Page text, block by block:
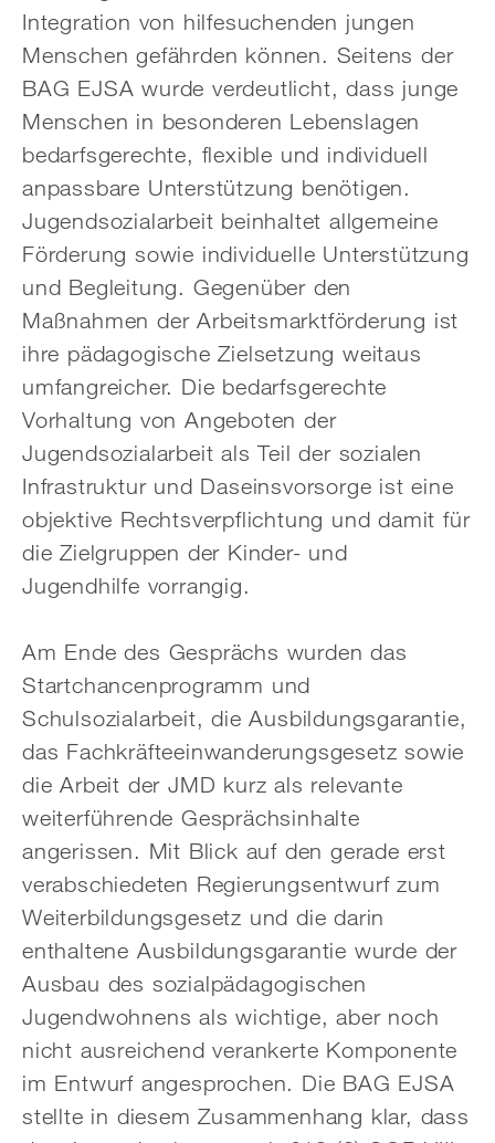
Integration von hilfesuchenden jungen
Menschen gefährden können. Seitens der
BAG EJSA wurde verdeutlicht, dass junge
Menschen in besonderen Lebenslagen
bedarfsgerechte, flexible und individuell
anpassbare Unterstützung benötigen.
Jugendsozialarbeit beinhaltet allgemeine
Förderung sowie individuelle Unterstützung
und Begleitung. Gegenüber den
Maßnahmen der Arbeitsmarktförderung ist
ihre pädagogische Zielsetzung weitaus
umfangreicher. Die bedarfsgerechte
Vorhaltung von Angeboten der
Jugendsozialarbeit als Teil der sozialen
Infrastruktur und Daseinsvorsorge ist eine
objektive Rechtsverpflichtung und damit für
die Zielgruppen der Kinder- und
Jugendhilfe vorrangig.
Am Ende des Gesprächs wurden das
Startchancenprogramm und
Schulsozialarbeit, die Ausbildungsgarantie,
das Fachkräfteeinwanderungsgesetz sowie
die Arbeit der JMD kurz als relevante
weiterführende Gesprächsinhalte
angerissen. Mit Blick auf den gerade erst
verabschiedeten Regierungsentwurf zum
Weiterbildungsgesetz und die darin
enthaltene Ausbildungsgarantie wurde der
Ausbau des sozialpädagogischen
Jugendwohnens als wichtige, aber noch
nicht ausreichend verankerte Komponente
im Entwurf angesprochen. Die BAG EJSA
stellte in diesem Zusammenhang klar, dass